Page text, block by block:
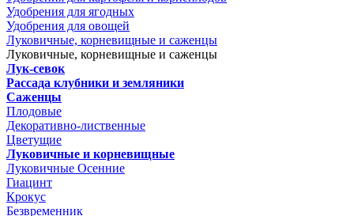
Удобрения для ягодных
Удобрения для овощей
Луковичные, корневищные и саженцы
Луковичные, корневищные и саженцы
Лук-севок
Рассада клубники и земляники
Саженцы
Плодовые
Декоративно-лиственные
Цветущие
Луковичные и корневищные
Луковичные Осенние
Гиацинт
Крокус
Безвременник